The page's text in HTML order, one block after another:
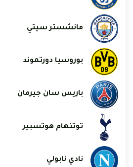
مانشستر سيتي
بوروسيا دورتموند
باريس سان جيرمان
توتنهام هوتسبير
نادي نابولي